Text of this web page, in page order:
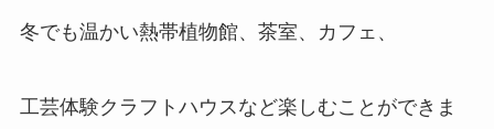
冬でも温かい熱帯植物館、茶室、カフェ、
工芸体験クラフトハウスなど楽しむことができま